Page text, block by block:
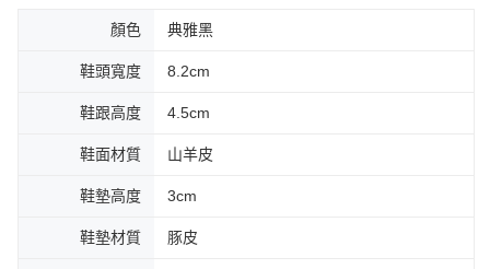
顏色 典雅黑
鞋頭寬度 8.2cm
鞋跟高度 4.5cm
鞋面材質 山羊皮
鞋墊高度 3cm
鞋墊材質 豚皮